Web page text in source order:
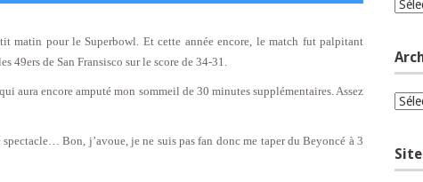
matin pour le Superbowl. Et cette année encore, le match fut palpitant
49ers de San Fransisco sur le score de 34-31.
aura encore amputé mon sommeil de 30 minutes supplémentaires. Assez
Bon, j’avoue, je ne suis pas fan donc me taper du Beyoncé à 3